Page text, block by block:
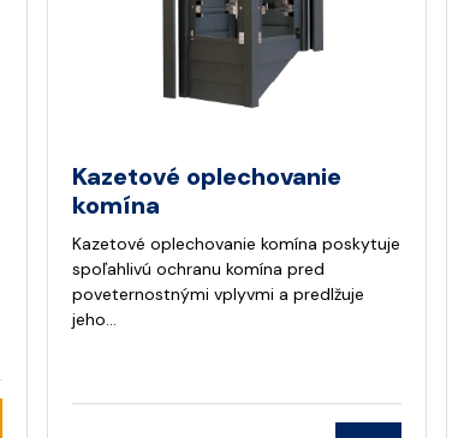
Kazetové oplechovanie
komína
Kazetové oplechovanie komína poskytuje
spoľahlivú ochranu komína pred
poveternostnými vplyvmi a predlžuje
jeho…